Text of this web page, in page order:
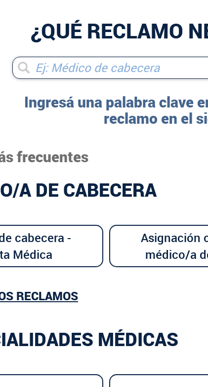
¿QUÉ RECLAMO
Ingresá una palabra clave
reclamo en el
frecuentes
A DE CABECERA
cabecera -
Médica
Asignación
médico/a
RECLAMOS
MÉDICAS